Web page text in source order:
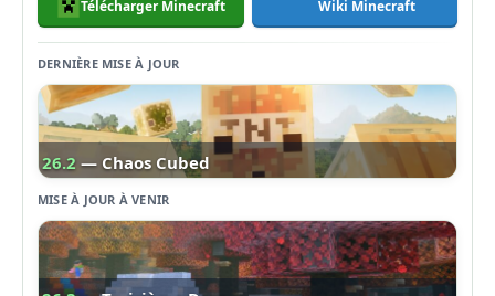
Télécharger Minecraft Wiki Minecraft
DERNIÈRE MISE À JOUR
26.2 — Chaos Cubed
MISE À JOUR À VENIR